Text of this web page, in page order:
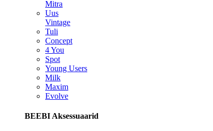
Mitra
Uus
Vintage
Tuli
Concept
4 You
Spot
Young Users
Milk
Maxim
Evolve
BEEBI Aksessuaarid